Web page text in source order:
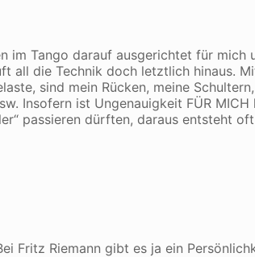
im Tango darauf ausgerichtet für mich
all die Technik doch letztlich hinaus.
sind mein Rücken, meine
Insofern ist Ungenauigkeit FÜR
passieren dürften, daraus entsteht
Fritz Riemann gibt es ja ein